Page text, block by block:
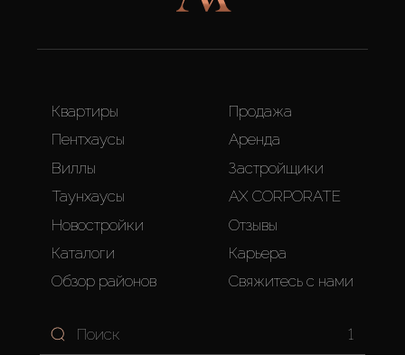
Квартиры
Пентхаусы
Виллы
Таунхаусы
Новостройки
Каталоги
Обзор районов
Продажа
Аренда
Застройщики
AX CORPORATE
Отзывы
Карьера
Свяжитесь с нами
1